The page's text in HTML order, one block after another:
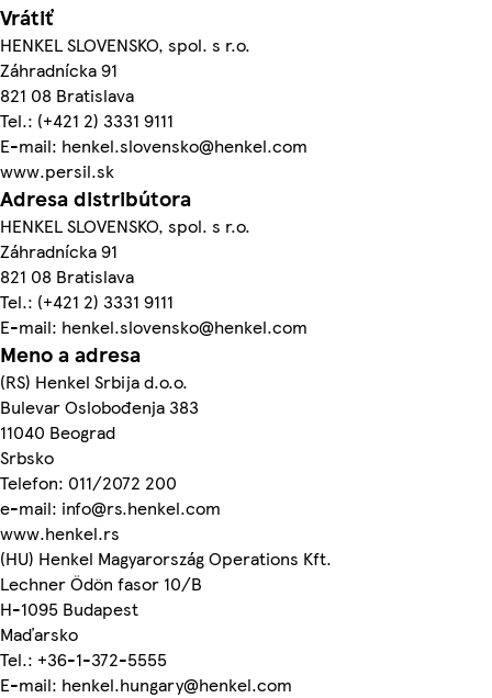
Vrátiť
HENKEL SLOVENSKO, spol. s r.o.
Záhradnícka 91
821 08 Bratislava
Tel.: (+421 2) 3331 9111
E-mail: henkel.slovensko@henkel.com
www.persil.sk
Adresa distribútora
HENKEL SLOVENSKO, spol. s r.o.
Záhradnícka 91
821 08 Bratislava
Tel.: (+421 2) 3331 9111
E-mail: henkel.slovensko@henkel.com
Meno a adresa
(RS) Henkel Srbija d.o.o.
Bulevar Oslobođenja 383
11040 Beograd
Srbsko
Telefon: 011/2072 200
e-mail: info@rs.henkel.com
www.henkel.rs
(HU) Henkel Magyarország Operations Kft.
Lechner Ödön fasor 10/B
H-1095 Budapest
Maďarsko
Tel.: +36-1-372-5555
E-mail: henkel.hungary@henkel.com